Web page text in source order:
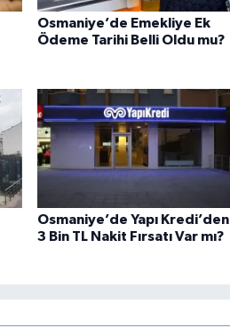
Osmaniye’de Emekliye Ek
Ödeme Tarihi Belli Oldu mu?
Osmaniye’de Yapı Kredi’den
3 Bin TL Nakit Fırsatı Var mı?